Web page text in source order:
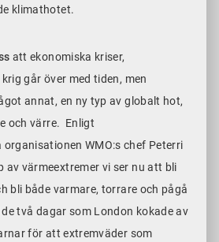
klimathotet.
att ekonomiska kriser,
går över med tiden, men
annat, en ny typ av globalt hot,
och värre. Enligt
WMO:s chef Peterri
av värmeextremer vi ser nu att bli
bli både varmare, torrare och pågå
två dagar som London kokade av
för att extremväder som